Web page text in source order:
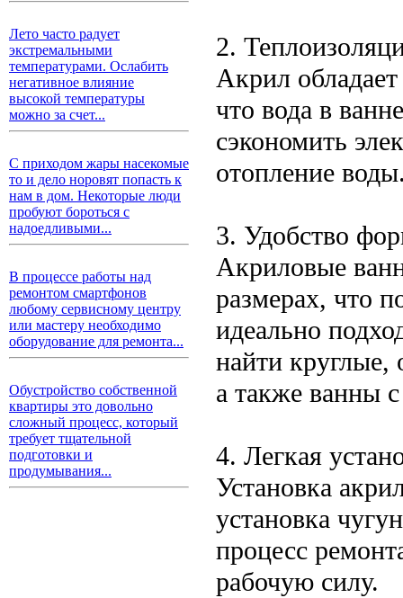
Лето часто радует
экстремальными
температурами. Ослабить
негативное влияние
высокой температуры
можно за счет...
С приходом жары насекомые
то и дело норовят попасть к
нам в дом. Некоторые люди
пробуют бороться с
надоедливыми...
В процессе работы над
ремонтом смартфонов
любому сервисному центру
или мастеру необходимо
оборудование для ремонта...
Обустройство собственной
квартиры это довольно
сложный процесс, который
требует тщательной
подготовки и
продумывания...
2.
Акрил
что вода в
сэкономить
отопление
3. Удобство
Акриловые
размерах, что
идеально
найти
а также ванны
4. Легкая
Установка
установка
процесс
рабочую силу.